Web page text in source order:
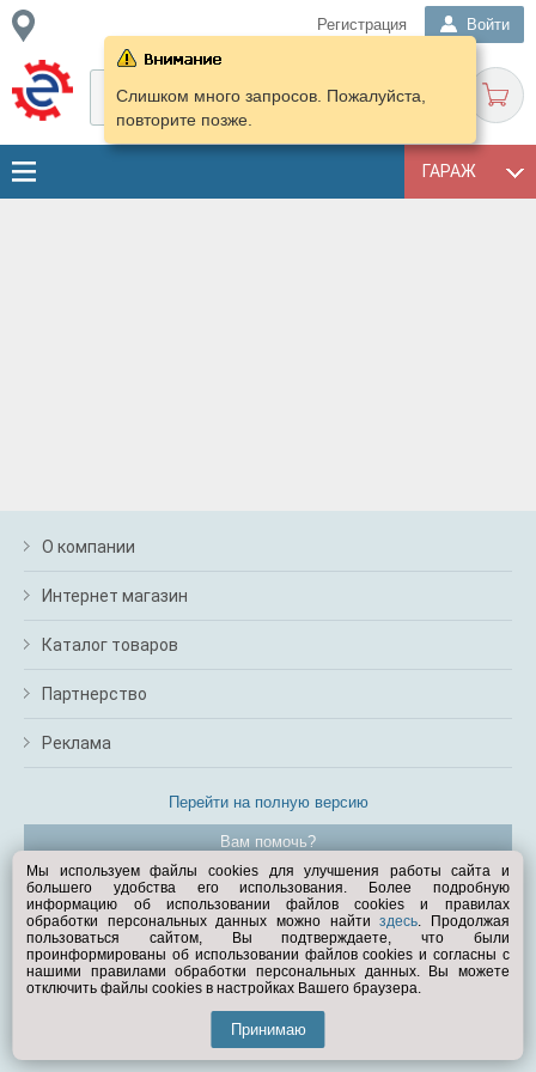
Регистрация Войти
ГАРАЖ
Слишком много запросов. Пожалуйста,
повторите позже.
О компании
Интернет магазин
Каталог товаров
Партнерство
Реклама
Перейти на полную версию
Вам помочь?
© Exist.ru 1998—2026
Мы используем файлы cookies для улучшения работы сайта и
большего удобства его использования. Более подробную
информацию об использовании файлов cookies и правилах
обработки персональных данных можно найтиздесь. Продолжая
пользоваться сайтом, Вы подтверждаете, что были
проинформированы об использовании файлов cookies и согласны с
нашими правилами обработки персональных данных. Вы можете
отключить файлы cookies в настройках Вашего браузера.
Принимаю